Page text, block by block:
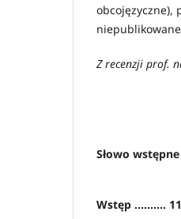
obcojęzyczne),
Z recenzji prof.
Słowo
Wstęp .......... 11